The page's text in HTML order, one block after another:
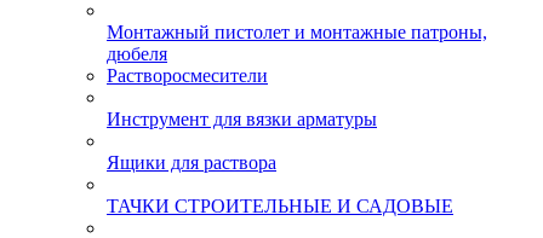
Монтажный пистолет и монтажные патроны,
дюбеля
Растворосмесители
Инструмент для вязки арматуры
Ящики для раствора
ТАЧКИ СТРОИТЕЛЬНЫЕ И САДОВЫЕ